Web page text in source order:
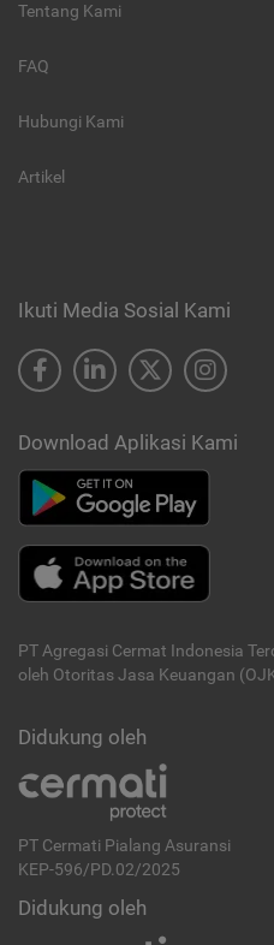
Tentang Kami
FAQ
Hubungi Kami
Artikel
Ikuti Media Sosial Kami
Download Aplikasi Kami
PT Agregasi Cermat Indonesia
oleh Otoritas Jasa Keuangan
Didukung oleh
PT Cermati Pialang Asuransi
KEP-596/PD.02/2025
Didukung oleh